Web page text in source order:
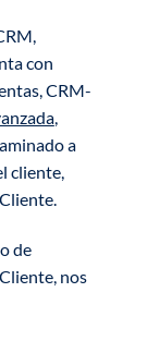
con
CRM-
,
a
cliente,
de
nos